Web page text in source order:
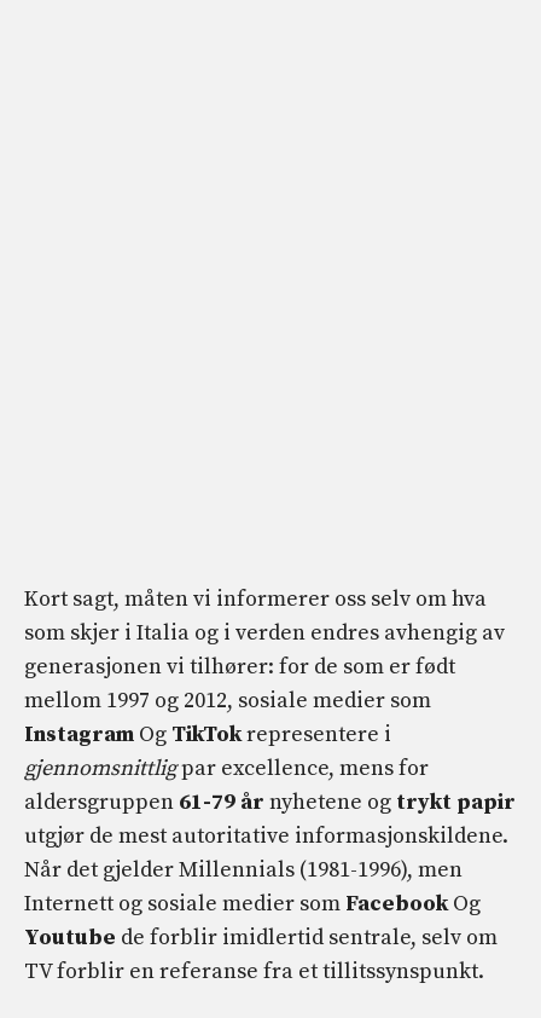
Kort sagt, måten vi informerer oss selv om hva
som skjer i Italia og i verden endres avhengig av
generasjonen vi tilhører: for de som er født
mellom 1997 og 2012, sosiale medier som
Instagram Og TikTokrepresentere i
gjennomsnittligpar excellence, mens for
aldersgruppen 61-79 år nyhetene og trykt papir
utgjør de mest autoritative informasjonskildene.
Når det gjelder Millennials (1981-1996), men
Internett og sosiale medier som FacebookOg
Youtube de forblir imidlertid sentrale, selv om
TV forblir en referanse fra et tillitssynspunkt.